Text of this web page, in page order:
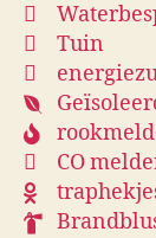
Tuin
CO